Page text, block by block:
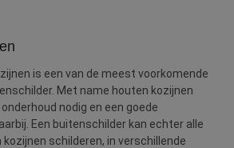
is een van de meest voorkomende
Met name houten kozijnen
nodig en een goede
Een buitenschilder kan echter alle
schilderen, in verschillende